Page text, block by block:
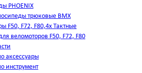
PHOENIX
трюковые BMX
F50, F72, F80,4х Тактные
веломоторов F50, F72, F80
аксессуары
инструмент